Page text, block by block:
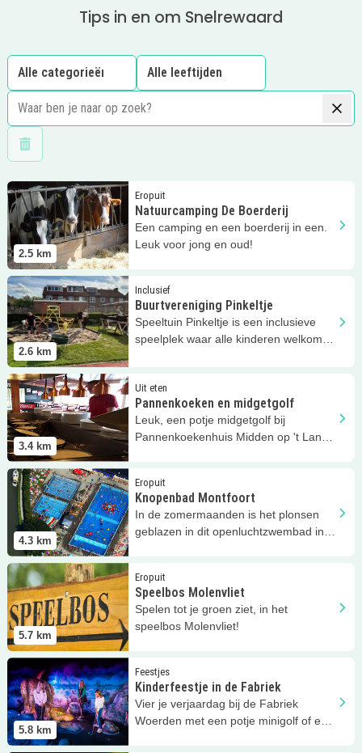
Tips in en om Snelrewaard
Wis filters
2.5 km
Eropuit
Natuurcamping De Boerderij
Een camping en een boerderij in een.
Leuk voor jong en oud!
Lees meer Natuurcamping De Boerderij
2.6 km
Inclusief
Buurtvereniging Pinkeltje
Speeltuin Pinkeltje is een inclusieve
speelplek waar alle kinderen welkom
Lees meer Buurtvereniging Pinkeltje
3.4 km
Uit eten
Pannenkoeken en midgetgolf
Leuk, een potje midgetgolf bij
Pannenkoekenhuis Midden op 't Land
Lees meer Pannenkoeken en midgetgolf
4.3 km
Eropuit
Knopenbad Montfoort
In de zomermaanden is het plonsen
geblazen in dit openluchtzwembad in
Lees meer Knopenbad Montfoort
5.7 km
Eropuit
Speelbos Molenvliet
Spelen tot je groen ziet, in het
speelbos Molenvliet!
Lees meer Speelbos Molenvliet
5.8 km
Feestjes
Kinderfeestje in de Fabriek
Vier je verjaardag bij de Fabriek
Woerden met een potje minigolf of een
Lees meer Kinderfeestje in de Fabriek